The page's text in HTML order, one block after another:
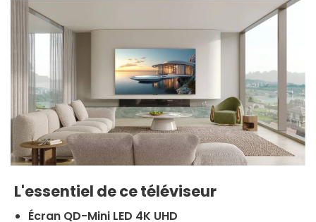
L'essentiel de ce téléviseur
Écran QD-Mini LED 4K UHD